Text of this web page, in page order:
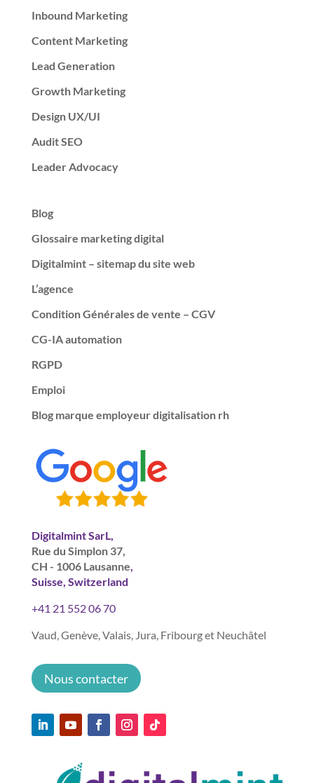
Inbound Marketing
Content Marketing
Lead Generation
Growth Marketing
Design UX/UI
Audit SEO
Leader Advocacy
Blog
Glossaire marketing digital
Digitalmint – sitemap du site web
L’agence
Condition Générales de vente – CGV
CG-IA automation
RGPD
Emploi
Blog marque employeur digitalisation rh
Digitalmint SarL,
Rue du Simplon 37,
CH - 1006 Lausanne,
Suisse, Switzerland
+41 21 552 06 70
Vaud, Genève, Valais, Jura, Fribourg et Neuchâtel
Nous contacter